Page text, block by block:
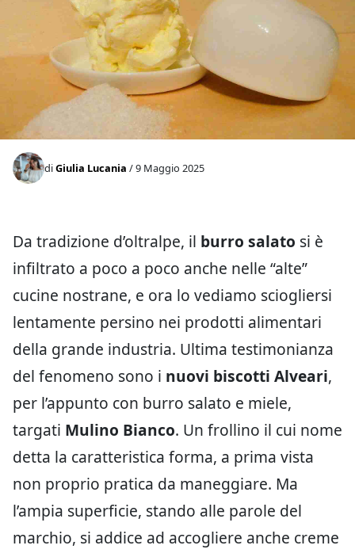
diGiulia Lucania / 9 Maggio 2025
Da tradizione d’oltralpe, il burro salato si è
infiltrato a poco a poco anche nelle “alte”
cucine nostrane, e ora lo vediamo sciogliersi
lentamente persino nei prodotti alimentari
della grande industria. Ultima testimonianza
del fenomeno sono i nuovi biscotti Alveari,
per l’appunto con burro salato e miele,
targati Mulino Bianco. Un frollino il cui nome
detta la caratteristica forma, a prima vista
non proprio pratica da maneggiare. Ma
l’ampia superficie, stando alle parole del
marchio, si addice ad accogliere anche creme